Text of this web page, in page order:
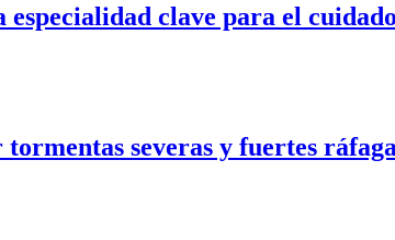
clave para el
severas y fuertes